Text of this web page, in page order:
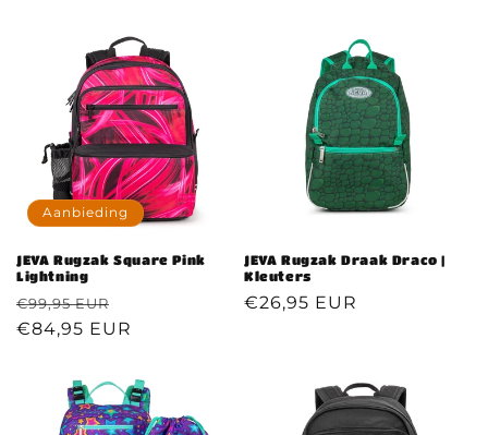
Aanbieding
JEVA Rugzak Square Pink
Lightning
Normale
prijs
€99,95 EUR
Aanbiedingsprijs
€84,95 EUR
JEVA Rugzak Draak Draco |
Kleuters
Normale
€26,95 EUR